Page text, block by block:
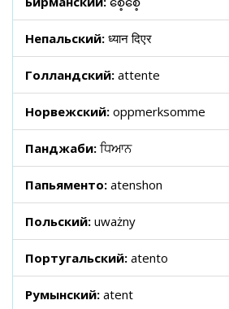
Непальский: ध्यान दिएर
Голландский: attente
Норвежский: oppmerksomme
Панджаби: ਧਿਆਨ
Папьяменто: atenshon
Польский: uważny
Португальский: atento
Румынский: atent